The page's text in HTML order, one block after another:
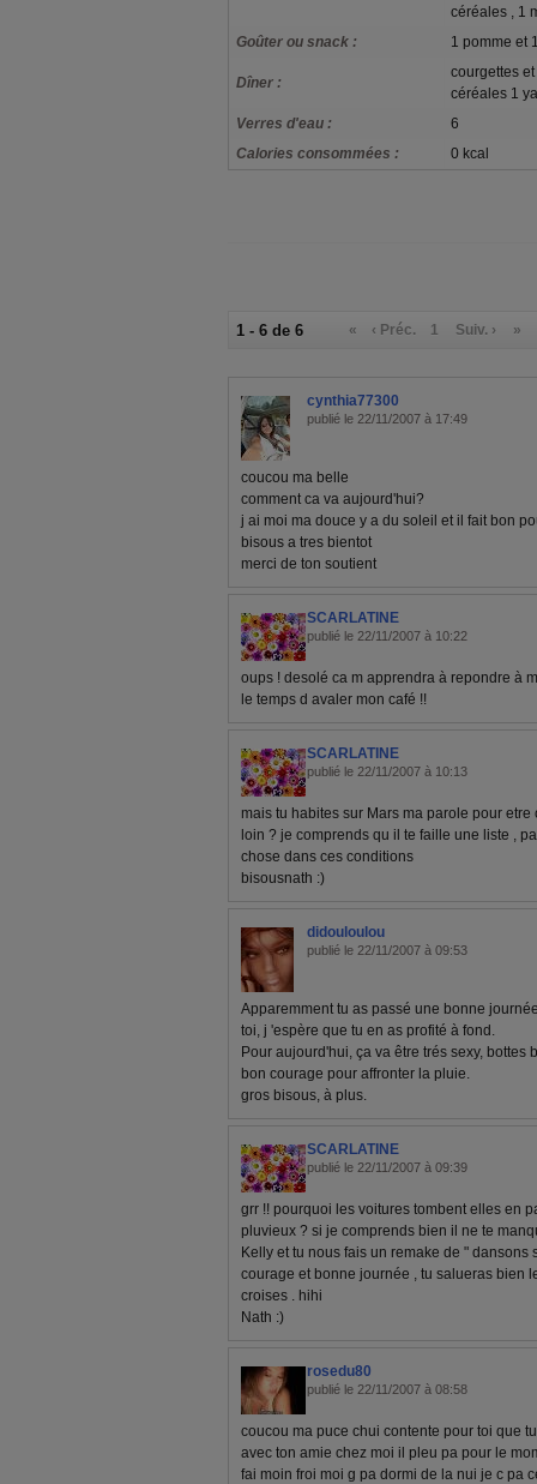
céréales , 1
Goûter ou snack :
1 pomme et
Dîner :
courgettes
céréales 1
Verres d'eau :
6
Calories consommées :
0 kcal
1 - 6 de 6 « ‹ Préc. 1 Suiv. › »
cynthia77300
publié le 22/11/2007 à 17:49
coucou ma belle
comment ca va aujourd'hui?
j ai moi ma douce y a du soleil et il fait bon
bisous a tres bientot
merci de ton soutient
SCARLATINE
publié le 22/11/2007 à 10:22
oups ! desolé ca m apprendra à repondre à
le temps d avaler mon café !!
SCARLATINE
publié le 22/11/2007 à 10:13
mais tu habites sur Mars ma parole pour
loin ? je comprends qu il te faille une liste ,
chose dans ces conditions
bisousnath :)
didouloulou
publié le 22/11/2007 à 09:53
Apparemment tu as passé une bonne
toi, j 'espère que tu en as profité à fond.
Pour aujourd'hui, ça va être trés sexy, bottes
bon courage pour affronter la pluie.
gros bisous, à plus.
SCARLATINE
publié le 22/11/2007 à 09:39
grr !! pourquoi les voitures tombent elles en
pluvieux ? si je comprends bien il ne te
Kelly et tu nous fais un remake de " dansons
courage et bonne journée , tu salueras bien
croises . hihi
Nath :)
rosedu80
publié le 22/11/2007 à 08:58
coucou ma puce chui contente pour toi que
avec ton amie chez moi il pleu pa pour le
fai moin froi moi g pa dormi de la nui je c pa